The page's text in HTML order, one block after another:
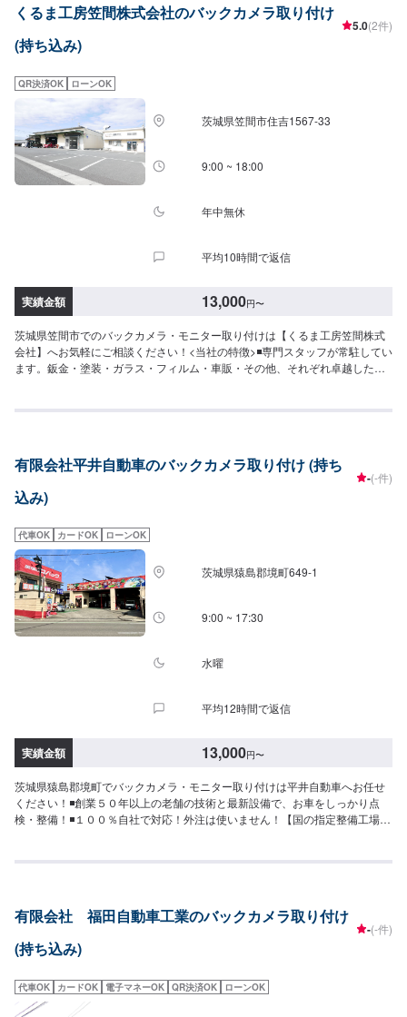
くるま工房笠間株式会社のバックカメラ取り付け
(持ち込み)
5.0(2件)
QR決済OK ローンOK
茨城県笠間市住吉1567-33
9:00 ~ 18:00
年中無休
平均10時間で返信
実績金額 13,000円〜
茨城県笠間市でのバックカメラ・モニター取り付けは【くるま工房笠間株式
会社】へお気軽にご相談ください！<当社の特徴>◾専門スタッフが常駐してい
ます。鈑金・塗装・ガラス・フィルム・車販・その他、それぞれ卓越した技
のお車を乗っている間は保証します。◾土・日・祝も営業してるのでお客様が
じてプランをご提案！>★お安く済ませたい…★お時間があまり取れない…な
どのご相談もお気軽にどうぞ！【1】オファーにてお問い合わせ【2】お見積
り【3】お見積りにご納得いただければ作業開始【4】仕上がり次第納車-----
前後する場合がございます。予めご了承ください。-----代車について-----代車
をご用意しています。お車の作業中は代車をご利用ください。※代車の燃料代
はお客様にご負担いただいております。-----ご来店時の注意、受付方法-----入
庫の際はお気をつけてお越しください。駐車スペースは事務所前の空いてい
るスペースに駐車してください。受付はスタッフへ「メンテモで予約しまし
た」とお伝えください。ご案内いたします。【定休日・営業時間】定休日：
年中無休（大型連休のみ休み）営業時間：9:00~18:00
有限会社平井自動車のバックカメラ取り付け (持ち
込み)
-(-件)
代車OK カードOK ローンOK
茨城県猿島郡境町649-1
9:00 ~ 17:30
水曜
平均12時間で返信
実績金額 13,000円〜
茨城県猿島郡境町でバックカメラ・モニター取り付けは平井自動車へお任せ
ください！◾創業５０年以上の老舗の技術と最新設備で、お車をしっかり点
検・整備！◾１００％自社で対応！外注は使いません！【国の指定整備工場】
断られてしまった…★保険を使えべきなのかわからない…などのご相談もお
りにご納得いただければ作業開始【4】仕上がり次第納車-----納期について----
-納期は通常2日～3日程度で納車となります。車種や条件などにより、納期は
前後する場合がございます。予めご了承ください。-----代車について-----無料
燃料代はお客様にご負担いただいております。※内容などにより貸し出し出来
かねる場合もございます。-----ご来店時の注意、受付方法-----入庫の際はお気
有限会社 福田自動車工業のバックカメラ取り付け
(持ち込み)
-(-件)
代車OK カードOK 電子マネーOK QR決済OK ローンOK